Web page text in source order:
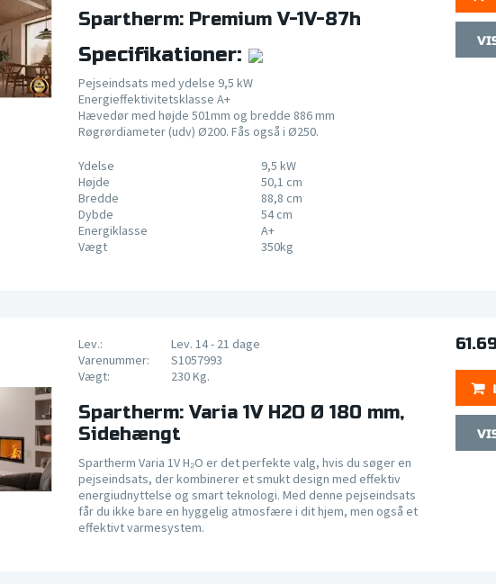
Spartherm: Premium V-1V-87h
Specifikationer:
Pejseindsats med ydelse 9,5 kW
Energieffektivitetsklasse A+
Hævedør med højde 501mm og bredde 886 mm
Røgrørdiameter (udv) Ø200. Fås også i Ø250.
Ydelse
9,5 kW
Højde
50,1 cm
Bredde
88,8 cm
Dybde
54 cm
Energiklasse
A+
Vægt
350kg
Lev.:
Lev. 14 - 21 dage
Varenummer:
S1057993
Vægt:
230 Kg.
Spartherm: Varia 1V H2O Ø 180 mm,
Sidehængt
Spartherm Varia 1V H₂O er det perfekte valg, hvis du søger en
pejseindsats, der kombinerer et smukt design med effektiv
energiudnyttelse og smart teknologi. Med denne pejseindsats
får du ikke bare en hyggelig atmosfære i dit hjem, men også et
effektivt varmesystem.